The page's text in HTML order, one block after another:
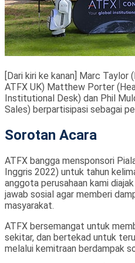
[Dari kiri ke kanan] Marc
ATFX UK) Matthew Porter
Institutional Desk) dan Phil
Sales) berpartisipasi sebagai
Sorotan Acara
ATFX bangga mensponsori
Inggris 2022) untuk tahun
anggota perusahaan kami
jawab sosial agar memberi
masyarakat.
ATFX bersemangat untuk
sekitar, dan bertekad untuk
melalui kemitraan berdampak